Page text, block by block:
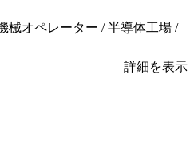
械オペレーター / 半導体工場 /
詳細を表示